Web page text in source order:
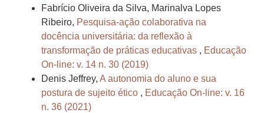
Fabrício Oliveira da Silva, Marinalva Lopes
Ribeiro, Pesquisa-ação colaborativa na
docência universitária: da reflexão à
transformação de práticas educativas , Educação
On-line: v. 14 n. 30 (2019)
Denis Jeffrey, A autonomia do aluno e sua
postura de sujeito ético , Educação On-line: v. 16
n. 36 (2021)